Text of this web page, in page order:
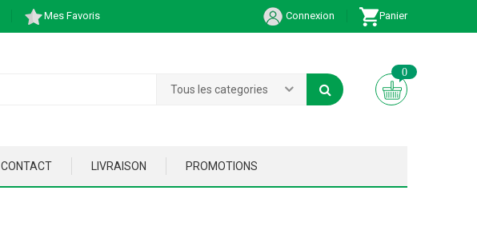
Mes Favoris Connexion Panier
Tous les categories
0
CONTACT LIVRAISON PROMOTIONS